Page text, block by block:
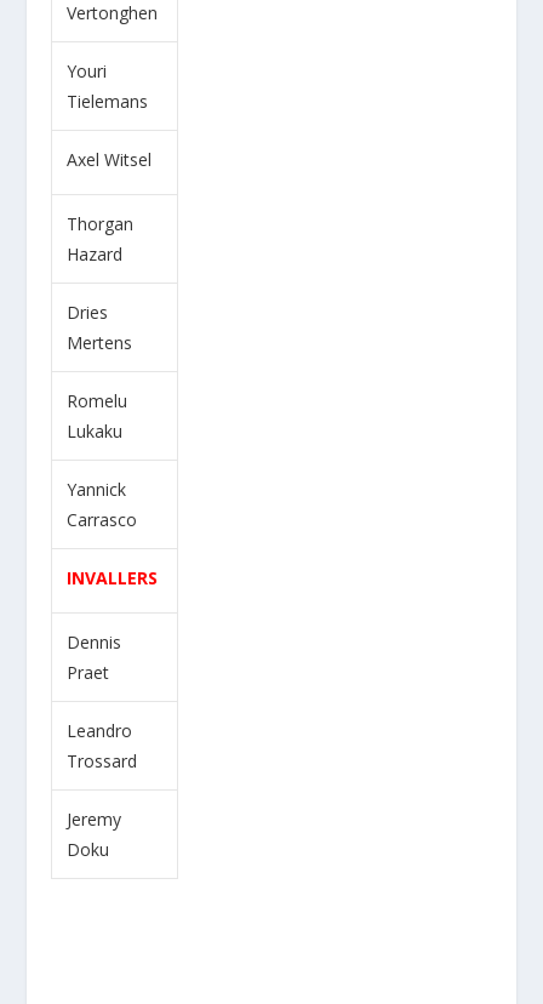
Vertonghen
Youri
Tielemans
Axel Witsel
Thorgan
Hazard
Dries
Mertens
Romelu
Lukaku
Yannick
Carrasco
INVALLERS
Dennis
Praet
Leandro
Trossard
Jeremy
Doku